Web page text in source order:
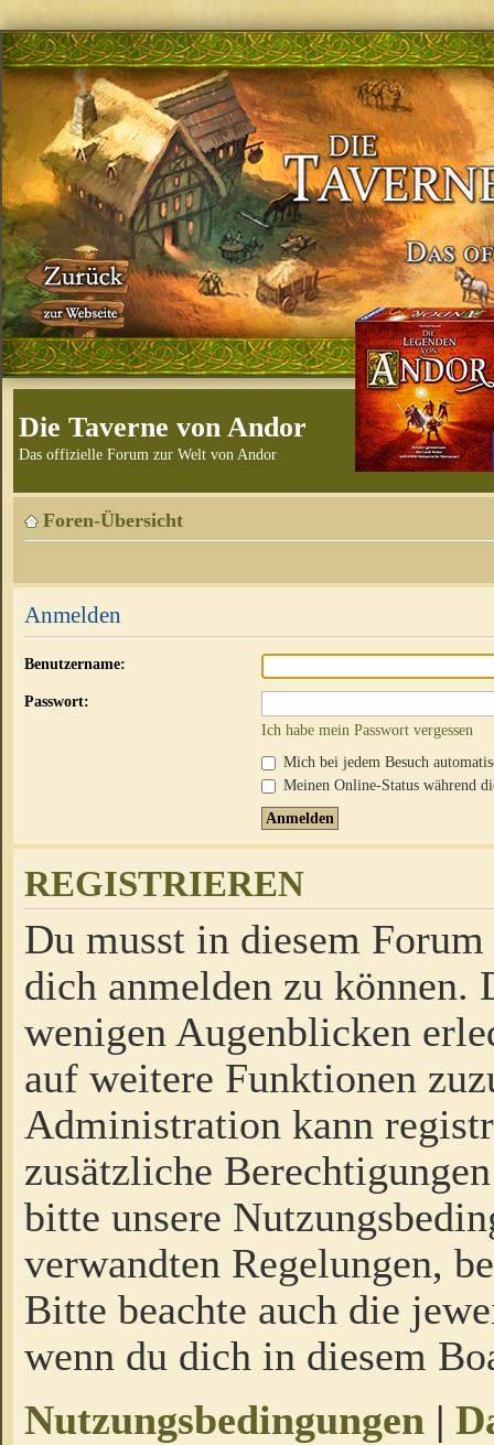
Die Taverne von Andor
Das offizielle Forum zur Welt von Andor
Foren-Übersicht
Anmelden
Benutzername:
Passwort:
Ich habe mein Passwort vergessen
Mich bei jedem Besuch
Meinen Online-Status während
REGISTRIEREN
Du musst in diesem
dich anmelden zu
wenigen Augenblicken
auf weitere Funktionen
Administration kann
zusätzliche
bitte unsere
verwandten Regelungen,
Bitte beachte auch die
wenn du dich in diesem
Nutzungsbedingungen |